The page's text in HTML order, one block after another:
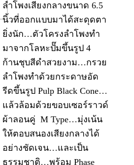
ลำโพงเสียงกลางขนาด 6.5
นิ้วที่ออกแบบมาได้สะดุดตา
ยิ่งนัก…ตัวโครงลำโพงทำ
มาจากโลหะปั๊มขึ้นรูป 4
ก้านชุบสีดำสวยงาม…กรวย
ลำโพงทำด้วยกระดาษอัด
รีดขึ้นรูป Pulp Black Cone…
แล้วล้อมด้วยขอบเซอร์ราวด์
ผ้าลอนคู่ M Type…มุ่งเน้น
ให้ตอบสนองเสียงกลางได้
อย่างชัดเจน…และเป็น
ธรรมชาติ…พร้อม Phase